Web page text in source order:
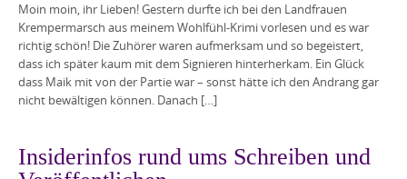
Moin moin, ihr Lieben! Gestern durfte ich bei den Landfrauen
Krempermarsch aus meinem Wohlfühl-Krimi vorlesen und es war
richtig schön! Die Zuhörer waren aufmerksam und so begeistert,
dass ich später kaum mit dem Signieren hinterherkam. Ein Glück
dass Maik mit von der Partie war – sonst hätte ich den Andrang gar
nicht bewältigen können. Danach […]
Insiderinfos rund ums Schreiben und